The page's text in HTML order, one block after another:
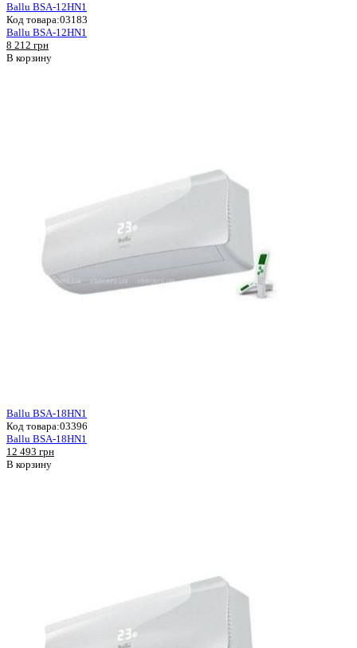
Ballu BSA-12HN1
Код товара:03183
Ballu BSA-12HN1
8 212 грн
В корзину
Ballu BSA-18HN1
Код товара:03396
Ballu BSA-18HN1
12 493 грн
В корзину